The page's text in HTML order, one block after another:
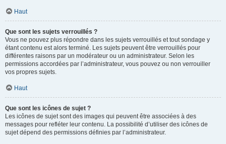
Haut
Que sont les sujets verrouillés ?
Vous ne pouvez plus répondre dans les sujets verrouillés et tout sondage y
étant contenu est alors terminé. Les sujets peuvent être verrouillés pour
différentes raisons par un modérateur ou un administrateur. Selon les
permissions accordées par l’administrateur, vous pouvez ou non verrouiller
vos propres sujets.
Haut
Que sont les icônes de sujet ?
Les icônes de sujet sont des images qui peuvent être associées à des
messages pour refléter leur contenu. La possibilité d’utiliser des icônes de
sujet dépend des permissions définies par l’administrateur.